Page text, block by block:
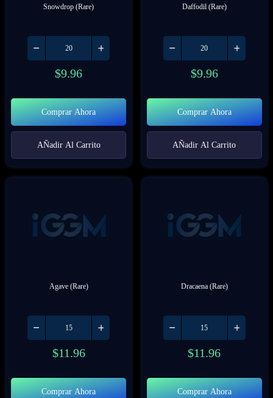
Snowdrop (Rare)
$9.96
Comprar Ahora
AÑadir Al Carrito
Daffodil (Rare)
$9.96
Comprar Ahora
AÑadir Al Carrito
Agave (Rare)
$11.96
Comprar Ahora
Dracaena (Rare)
$11.96
Comprar Ahora